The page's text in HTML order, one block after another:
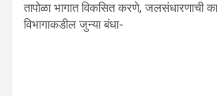
तापोळा भागात विकसित करणे, जलसंधारणाची
विभागाकडील जुन्या बंधा-